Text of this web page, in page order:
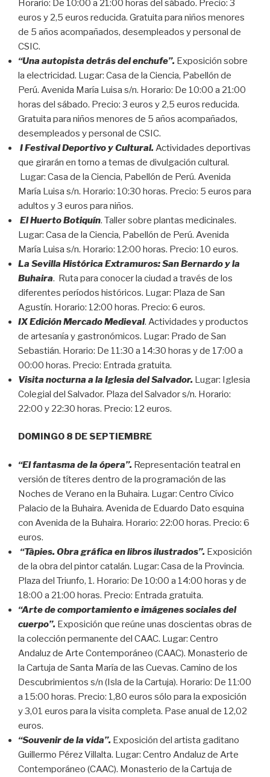
Horario: De 10:00 a 21:00 horas del sábado. Precio: 3
euros y 2,5 euros reducida. Gratuita para niños menores
de 5 años acompañados, desempleados y personal de
CSIC.
“Una autopista detrás del enchufe”. Exposición sobre
la electricidad. Lugar: Casa de la Ciencia, Pabellón de
Perú. Avenida María Luisa s/n. Horario: De 10:00 a 21:00
horas del sábado. Precio: 3 euros y 2,5 euros reducida.
Gratuita para niños menores de 5 años acompañados,
desempleados y personal de CSIC.
I Festival Deportivo y Cultural. Actividades deportivas
que girarán en torno a temas de divulgación cultural.
Lugar: Casa de la Ciencia, Pabellón de Perú. Avenida
María Luisa s/n. Horario: 10:30 horas. Precio: 5 euros para
adultos y 3 euros para niños.
El Huerto Botiquín. Taller sobre plantas medicinales.
Lugar: Casa de la Ciencia, Pabellón de Perú. Avenida
María Luisa s/n. Horario: 12:00 horas. Precio: 10 euros.
La Sevilla Histórica Extramuros: San Bernardo y la
Buhaira. Ruta para conocer la ciudad a través de los
diferentes períodos históricos. Lugar: Plaza de San
Agustín. Horario: 12:00 horas. Precio: 6 euros.
IX Edición Mercado Medieval. Actividades y productos
de artesanía y gastronómicos. Lugar: Prado de San
Sebastián. Horario: De 11:30 a 14:30 horas y de 17:00 a
00:00 horas. Precio: Entrada gratuita.
Visita nocturna a la Iglesia del Salvador. Lugar: Iglesia
Colegial del Salvador. Plaza del Salvador s/n. Horario:
22:00 y 22:30 horas. Precio: 12 euros.
DOMINGO 8 DE SEPTIEMBRE
“El fantasma de la ópera”. Representación teatral en
versión de títeres dentro de la programación de las
Noches de Verano en la Buhaira. Lugar: Centro Cívico
Palacio de la Buhaira. Avenida de Eduardo Dato esquina
con Avenida de la Buhaira. Horario: 22:00 horas. Precio: 6
euros.
“Tàpies. Obra gráfica en libros ilustrados”. Exposición
de la obra del pintor catalán. Lugar: Casa de la Provincia.
Plaza del Triunfo, 1. Horario: De 10:00 a 14:00 horas y de
18:00 a 21:00 horas. Precio: Entrada gratuita.
“Arte de comportamiento e imágenes sociales del
cuerpo”. Exposición que reúne unas doscientas obras de
la colección permanente del CAAC. Lugar: Centro
Andaluz de Arte Contemporáneo (CAAC). Monasterio de
la Cartuja de Santa María de las Cuevas. Camino de los
Descubrimientos s/n (Isla de la Cartuja). Horario: De 11:00
a 15:00 horas. Precio: 1,80 euros sólo para la exposición
y 3,01 euros para la visita completa. Pase anual de 12,02
euros.
“Souvenir de la vida”. Exposición del artista gaditano
Guillermo Pérez Villalta. Lugar: Centro Andaluz de Arte
Contemporáneo (CAAC). Monasterio de la Cartuja de